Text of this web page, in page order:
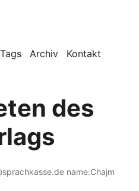
Tags Archiv Kontakt
des
name:Chajm